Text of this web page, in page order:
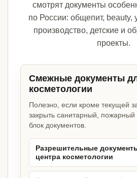
смотрят документы
по России: общепит, beauty,
производство, детские и
проекты.
Смежные документы
косметологии
Полезно, если кроме текущей
закрыть санитарный, пожарный
блок документов.
Разрешительные
центра косметологии